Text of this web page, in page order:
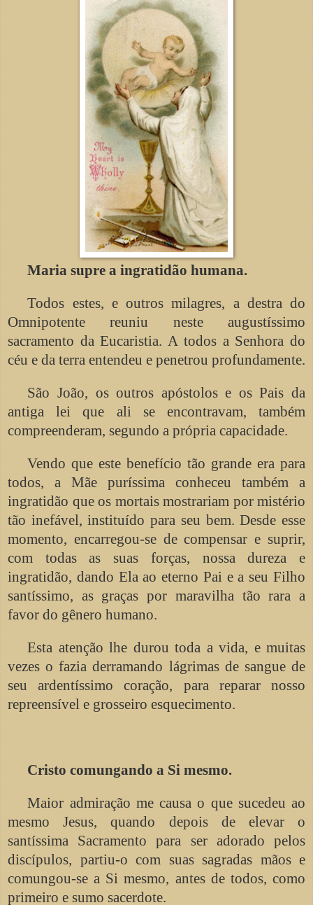
Maria supre a ingratidão humana.
Todos estes, e outros milagres, a destra do
Omnipotente reuniu neste augustíssimo
sacramento da Eucaristia. A todos a Senhora do
céu e da terra entendeu e penetrou profundamente.
São João, os outros apóstolos e os Pais da
antiga lei que ali se encontravam, também
compreenderam, segundo a própria capacidade.
Vendo que este benefício tão grande era para
todos, a Mãe puríssima conheceu também a
ingratidão que os mortais mostrariam por mistério
tão inefável, instituído para seu bem. Desde esse
momento, encarregou-se de compensar e suprir,
com todas as suas forças, nossa dureza e
ingratidão, dando Ela ao eterno Pai e a seu Filho
santíssimo, as graças por maravilha tão rara a
favor do gênero humano.
Esta atenção lhe durou toda a vida, e muitas
vezes o fazia derramando lágrimas de sangue de
seu ardentíssimo coração, para reparar nosso
repreensível e grosseiro esquecimento.
Cristo comungando a Si mesmo.
Maior admiração me causa o que sucedeu ao
mesmo Jesus, quando depois de elevar o
santíssima Sacramento para ser adorado pelos
discípulos, partiu-o com suas sagradas mãos e
comungou-se a Si mesmo, antes de todos, como
primeiro e sumo sacerdote.